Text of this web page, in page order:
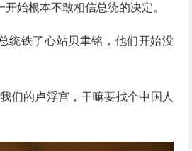
始根本不敢相信总统的决定。
统铁了心站贝聿铭，他们开始没
们的卢浮宫，干嘛要找个中国人